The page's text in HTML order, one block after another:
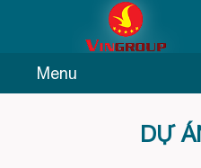
Menu
DỰ